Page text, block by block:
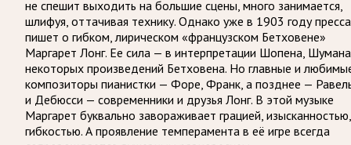
не спешит выходить на большие сцены, много занимается,
шлифуя, оттачивая технику. Однако уже в 1903 году пресса
пишет о гибком, лирическом «французском Бетховене»
Маргарет Лонг. Ее сила — в интерпретации Шопена,
некоторых произведений Бетховена. Но главные и
композиторы пианистки — Форе, Франк, а позднее —
и Дебюсси — современники и друзья Лонг. В этой музыке
Маргарет буквально завораживает грацией, изысканностью,
гибкостью. А проявление темперамента в её игре всегда